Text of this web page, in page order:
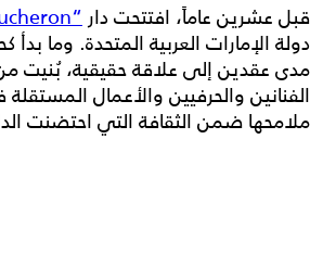
قبل عشرين عاماً، افتتحت دار “Boucheron”
دولة الإمارات العربية المتحدة. وما
مدى عقدين إلى علاقة حقيقية، بُنيت
الفنانين والحرفيين والأعمال
ملامحها ضمن الثقافة التي احتضنت الدار